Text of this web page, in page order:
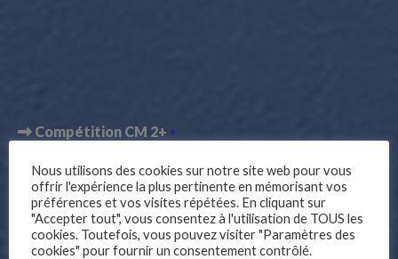
Compétition CM 2+
Bouquet
Nous utilisons des cookies sur notre site web pour vous
offrir l'expérience la plus pertinente en mémorisant vos
préférences et vos visites répétées. En cliquant sur
"Accepter tout", vous consentez à l'utilisation de TOUS les
cookies. Toutefois, vous pouvez visiter "Paramètres des
cookies" pour fournir un consentement contrôlé.